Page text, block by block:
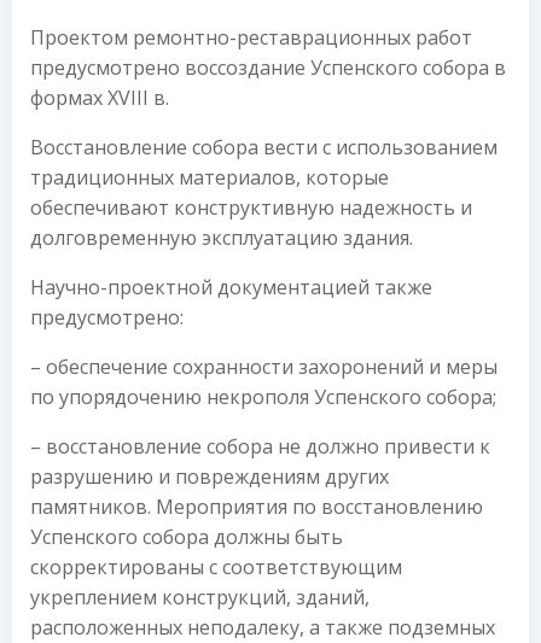
Проектом ремонтно-реставрационных работ
предусмотрено воссоздание Успенского собора в
формах XVIII в.
Восстановление собора вести с использованием
традиционных материалов, которые
обеспечивают конструктивную надежность и
долговременную эксплуатацию здания.
Научно-проектной документацией также
предусмотрено:
– обеспечение сохранности захоронений и меры
по упорядочению некрополя Успенского собора;
– восстановление собора не должно привести к
разрушению и повреждениям других
памятников. Мероприятия по восстановлению
Успенского собора должны быть
скорректированы с соответствующим
укреплением конструкций, зданий,
расположенных неподалеку, а также подземных